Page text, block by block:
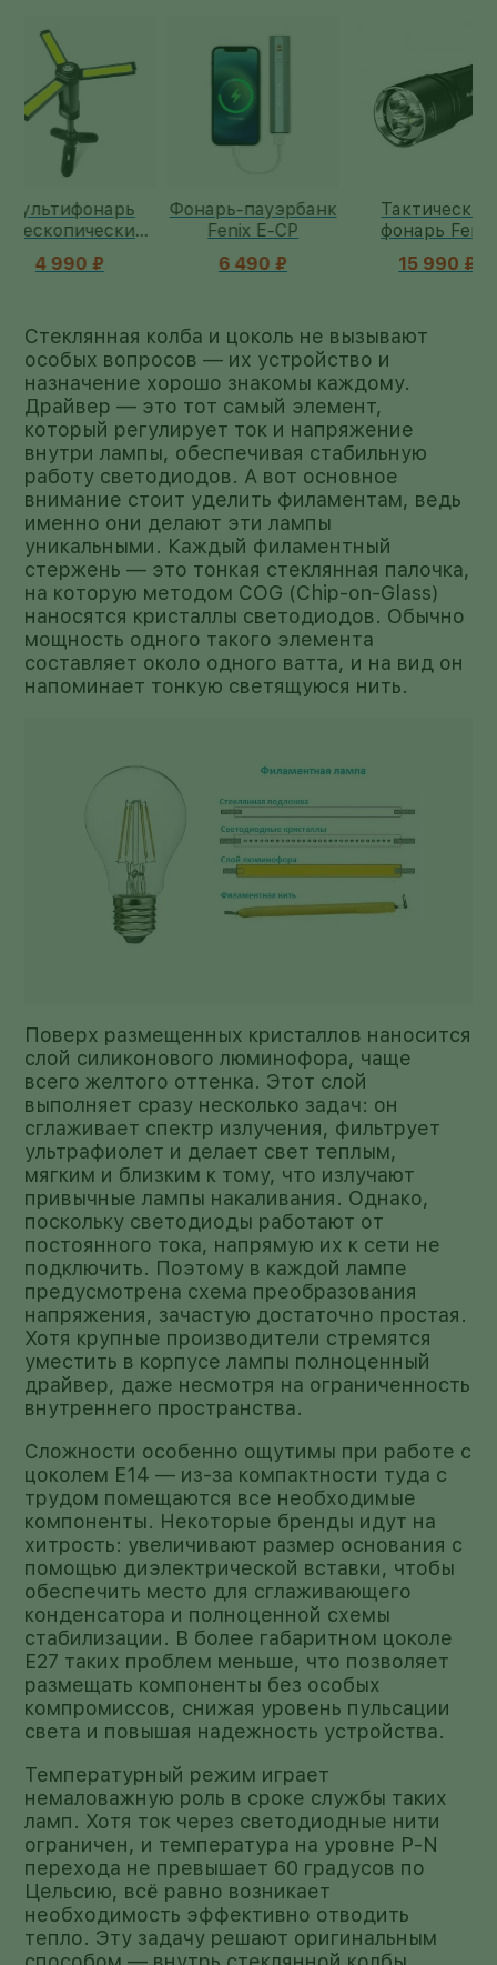
Фонарь-пауэрбанк
Fenix E-CP
6 490 ₽
Тактический
фонарь Fenix
15 990 ₽
фонарь
9
Стеклянная колба и цоколь не вызывают
особых вопросов — их устройство и
назначение хорошо знакомы каждому.
Драйвер — это тот самый элемент,
который регулирует ток и напряжение
внутри лампы, обеспечивая стабильную
работу светодиодов. А вот основное
внимание стоит уделить филаментам, ведь
именно они делают эти лампы
уникальными. Каждый филаментный
стержень — это тонкая стеклянная палочка,
на которую методом COG (Chip-on-Glass)
наносятся кристаллы светодиодов. Обычно
мощность одного такого элемента
составляет около одного ватта, и на вид он
напоминает тонкую светящуюся нить.
Поверх размещенных кристаллов наносится
слой силиконового люминофора, чаще
всего желтого оттенка. Этот слой
выполняет сразу несколько задач: он
сглаживает спектр излучения, фильтрует
ультрафиолет и делает свет теплым,
мягким и близким к тому, что излучают
привычные лампы накаливания. Однако,
поскольку светодиоды работают от
постоянного тока, напрямую их к сети не
подключить. Поэтому в каждой лампе
предусмотрена схема преобразования
напряжения, зачастую достаточно простая.
Хотя крупные производители стремятся
уместить в корпусе лампы полноценный
драйвер, даже несмотря на ограниченность
внутреннего пространства.
Сложности особенно ощутимы при работе с
цоколем E14 — из-за компактности туда с
трудом помещаются все необходимые
компоненты. Некоторые бренды идут на
хитрость: увеличивают размер основания с
помощью диэлектрической вставки, чтобы
обеспечить место для сглаживающего
конденсатора и полноценной схемы
стабилизации. В более габаритном цоколе
E27 таких проблем меньше, что позволяет
размещать компоненты без особых
компромиссов, снижая уровень пульсации
света и повышая надежность устройства.
Температурный режим играет
немаловажную роль в сроке службы таких
ламп. Хотя ток через светодиодные нити
ограничен, и температура на уровне P-N
перехода не превышает 60 градусов по
Цельсию, всё равно возникает
необходимость эффективно отводить
тепло. Эту задачу решают оригинальным